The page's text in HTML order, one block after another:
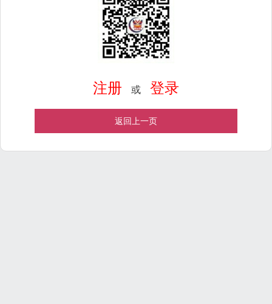
注册 或 登录
返回上一页